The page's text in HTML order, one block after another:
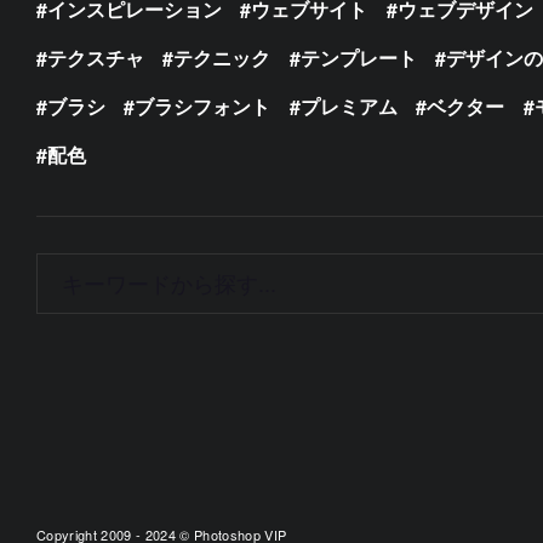
インスピレーション ウェブサイト
ウェブデザイン
テクスチャ
テクニック テンプレート
デザイン
ブラシ
ブラシフォント プレミアム ベクター
配色
Copyright 2009 - 2024 © Photoshop VIP